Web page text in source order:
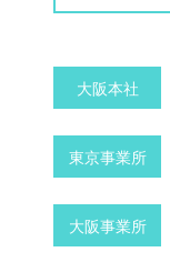
大阪本社
東京事業所
大阪事業所